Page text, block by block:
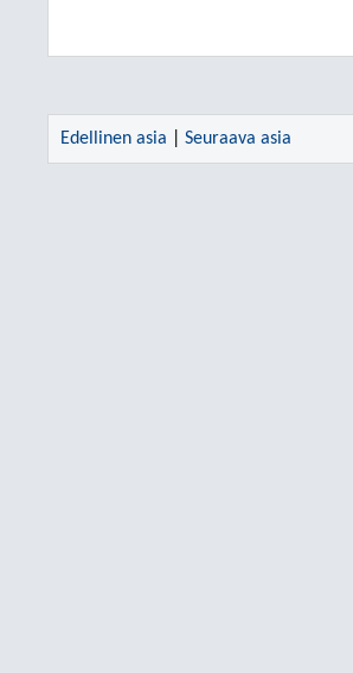
Edellinen asia Seuraava asia